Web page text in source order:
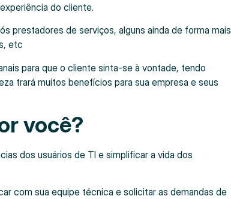
do cliente.
prestadores de serviços, alguns ainda de forma mais
etc
para que o cliente sinta-se à vontade, tendo
trará muitos benefícios para sua empresa e seus
você?
dos usuários de TI e simplificar a vida dos
com sua equipe técnica e solicitar as demandas de